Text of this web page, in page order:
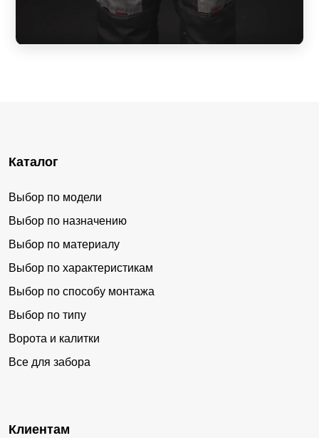
Каталог
Выбор по модели
Выбор по назначению
Выбор по материалу
Выбор по характеристикам
Выбор по способу монтажа
Выбор по типу
Ворота и калитки
Все для забора
Клиентам